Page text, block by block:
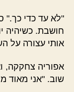
"לא עד כדי כך."
חושבת. כשיהיה
אותי עצורה על
אפוריה צחקקה,
שוב. "אני מאוד